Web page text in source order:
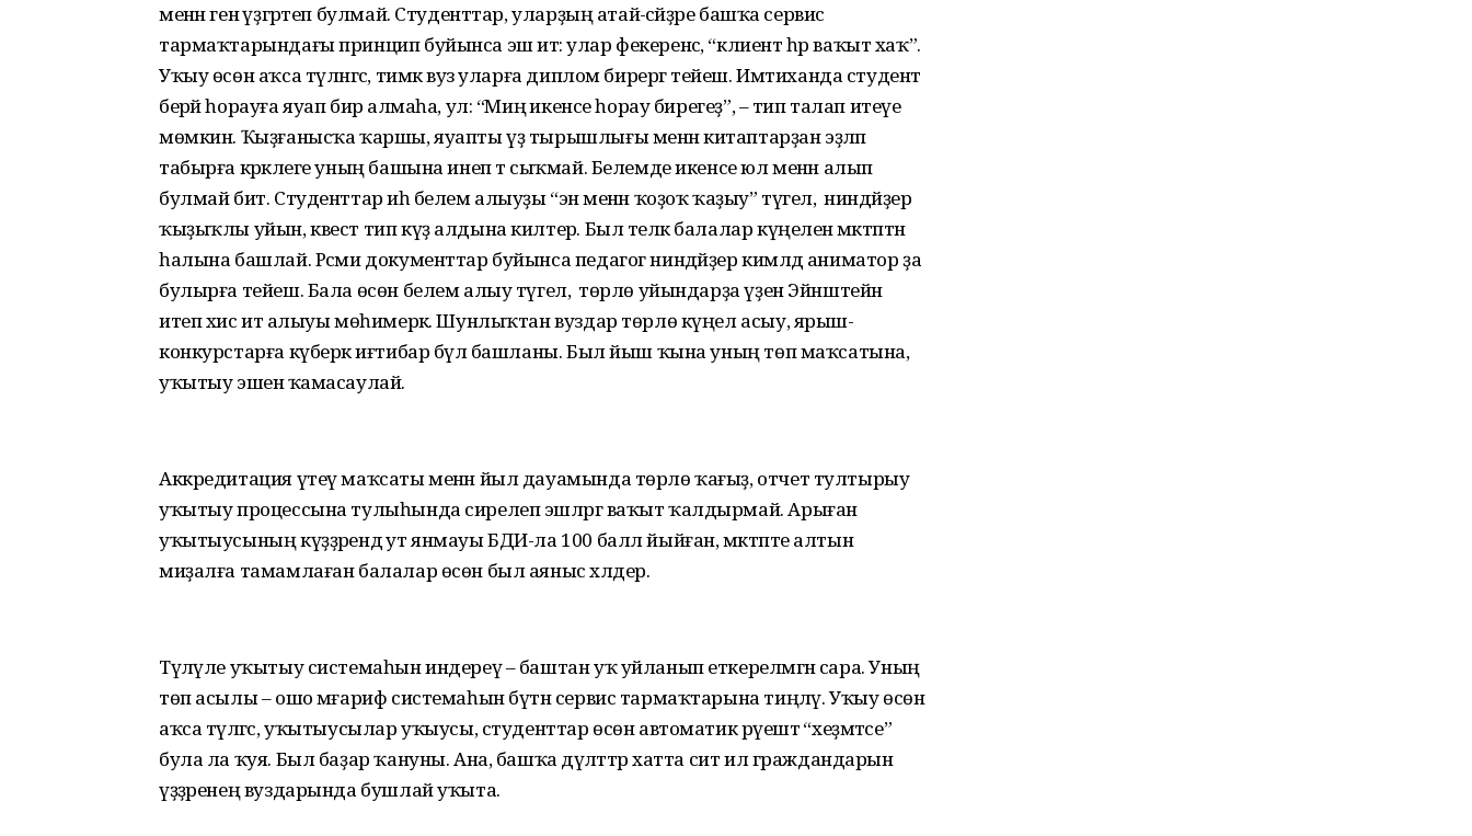
менән генә үҙгәртеп булмай. Студенттар, уларҙың атай-әсәйҙәре башҡа сервис
тармаҡтарындағы принцип буйынса эш итә: улар фекеренсә, “клиент һәр ваҡыт хаҡ”.
Уҡыу өсөн аҡса түләнгәс, тимәк вуз уларға диплом бирергә тейеш. Имтиханда студент
берәй һорауға яуап бирә алмаһа, ул: “Миңә икенсе һорау бирегеҙ”, – тип талап итеүе
мөмкин. Ҡыҙғанысҡа ҡаршы, яуапты үҙ тырышлығы менән китаптарҙан эҙләп
табырға кәрәклеге уның башына инеп тә сыҡмай. Белемде икенсе юл менән алып
булмай бит. Студенттар иһә белем алыуҙы “энә менән ҡоҙоҡ ҡаҙыу” түгел, ә ниндәйҙер
ҡыҙыҡлы уйын, квест тип күҙ алдына килтерә. Был теләк балалар күңеленә мәктәптән
һалына башлай. Рәсми документтар буйынса педагог ниндәйҙер кимәлдә аниматор ҙа
булырға тейеш. Бала өсөн белем алыу түгел, ә төрлө уйындарҙа үҙен Эйнштейн
итеп хис итә алыуы мөһимерәк. Шунлыҡтан вуздар төрлө күңел асыу, ярыш-
конкурстарға күберәк иғтибар бүлә башланы. Был йыш ҡына уның төп маҡсатына,
уҡытыу эшенә ҡамасаулай.
Аккредитация үтеү маҡсаты менән йыл дауамында төрлө ҡағыҙ, отчет тултырыу
уҡытыу процессына тулыһында сирелеп эшләргә ваҡыт ҡалдырмай. Арыған
уҡытыусының күҙҙәрендә ут янмауы БДИ-ла 100 балл йыйған, мәктәпте алтын
миҙалға тамамлаған балалар өсөн был аяныс хәлдер.
Түләүле уҡытыу системаһын индереү – баштан уҡ уйланып еткерелмәгән сара. Уның
төп асылы – ошо мәғариф системаһын бүтән сервис тармаҡтарына тиңләү. Уҡыу өсөн
аҡса түләгәс, уҡытыусылар уҡыусы, студенттар өсөн автоматик рәүештә “хеҙмәтсе”
була ла ҡуя. Был баҙар ҡануны. Ана, башҡа дәүләттәр хатта сит ил граждандарын
үҙҙәренең вуздарында бушлай уҡыта.